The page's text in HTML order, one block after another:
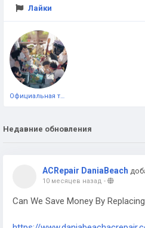
Лайки
Официальная тестовая страница
Недавние обновления
ACRepair DaniaBeach
10 месяцев назад -
Can We Save Money By